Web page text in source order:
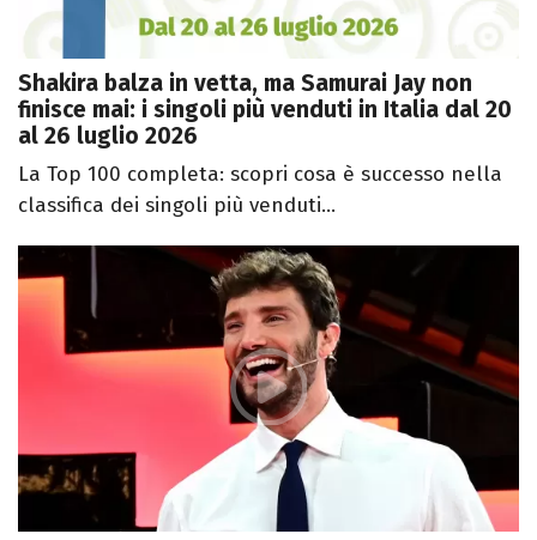
Shakira balza in vetta, ma Samurai Jay non
finisce mai: i singoli più venduti in Italia dal 20
al 26 luglio 2026
La Top 100 completa: scopri cosa è successo nella
classifica dei singoli più venduti...